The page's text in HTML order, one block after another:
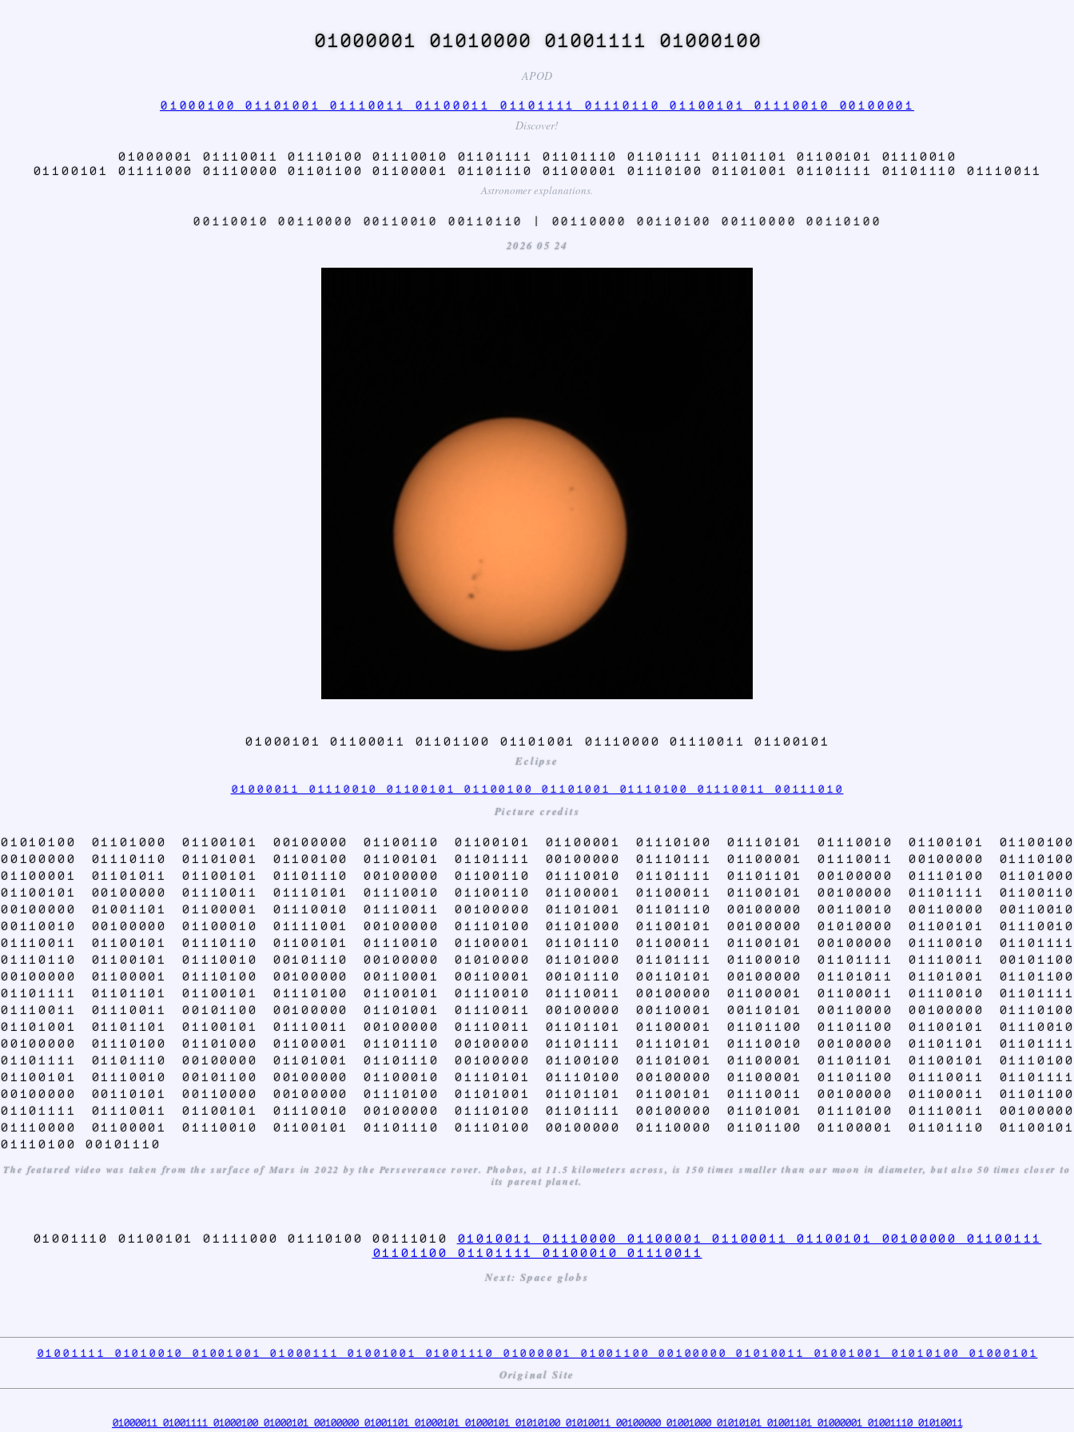
01000001 01010000 01001111 01000100
APOD
01000100 01101001 01110011 01100011 01101111 01110110 01100101 01110010 00100001
Discover!
01000001 01110011 01110100 01110010 01101111 01101110 01101111 01101101 01100101 01110010
01100101 01111000 01110000 01101100 01100001 01101110 01100001 01110100 01101001 01101111 01101110 01110011
Astronomer explanations.
00110010 00110000 00110010 00110110 | 00110000 00110100 00110000 00110100
2026 05 24
01000101 01100011 01101100 01101001 01110000 01110011 01100101
Eclipse
01000011 01110010 01100101 01100100 01101001 01110100 01110011 00111010
Picture credits
01010100 01101000 01100101 00100000 01100110 01100101 01100001 01110100 01110101 01110010 01100101 01100100
00100000 01110110 01101001 01100100 01100101 01101111 00100000 01110111 01100001 01110011 00100000 01110100
01100001 01101011 01100101 01101110 00100000 01100110 01110010 01101111 01101101 00100000 01110100 01101000
01100101 00100000 01110011 01110101 01110010 01100110 01100001 01100011 01100101 00100000 01101111 01100110
00100000 01001101 01100001 01110010 01110011 00100000 01101001 01101110 00100000 00110010 00110000 00110010
00110010 00100000 01100010 01111001 00100000 01110100 01101000 01100101 00100000 01010000 01100101 01110010
01110011 01100101 01110110 01100101 01110010 01100001 01101110 01100011 01100101 00100000 01110010 01101111
01110110 01100101 01110010 00101110 00100000 01010000 01101000 01101111 01100010 01101111 01110011 00101100
00100000 01100001 01110100 00100000 00110001 00110001 00101110 00110101 00100000 01101011 01101001 01101100
01101111 01101101 01100101 01110100 01100101 01110010 01110011 00100000 01100001 01100011 01110010 01101111
01110011 01110011 00101100 00100000 01101001 01110011 00100000 00110001 00110101 00110000 00100000 01110100
01101001 01101101 01100101 01110011 00100000 01110011 01101101 01100001 01101100 01101100 01100101 01110010
00100000 01110100 01101000 01100001 01101110 00100000 01101111 01110101 01110010 00100000 01101101 01101111
01101111 01101110 00100000 01101001 01101110 00100000 01100100 01101001 01100001 01101101 01100101 01110100
01100101 01110010 00101100 00100000 01100010 01110101 01110100 00100000 01100001 01101100 01110011 01101111
00100000 00110101 00110000 00100000 01110100 01101001 01101101 01100101 01110011 00100000 01100011 01101100
01101111 01110011 01100101 01110010 00100000 01110100 01101111 00100000 01101001 01110100 01110011 00100000
01110000 01100001 01110010 01100101 01101110 01110100 00100000 01110000 01101100 01100001 01101110 01100101
01110100 00101110
The featured video was taken from the surface of Mars in 2022 by the Perseverance rover. Phobos, at 11.5 kilometers across, is 150 times smaller than our moon in diameter, but also 50 times closer to
its parent planet.
01001110 01100101 01111000 01110100 00111010 01010011 01110000 01100001 01100011 01100101 00100000 01100111
01101100 01101111 01100010 01110011
Next: Space globs
01001111 01010010 01001001 01000111 01001001 01001110 01000001 01001100 00100000 01010011 01001001 01010100 01000101
Original Site
01000011 01001111 01000100 01000101 00100000 01001101 01000101 01000101 01010100 01010011 00100000 01001000 01010101 01001101 01000001 01001110 01010011